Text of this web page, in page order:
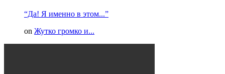
“Да! Я именно в этом...”
on Жутко громко и...